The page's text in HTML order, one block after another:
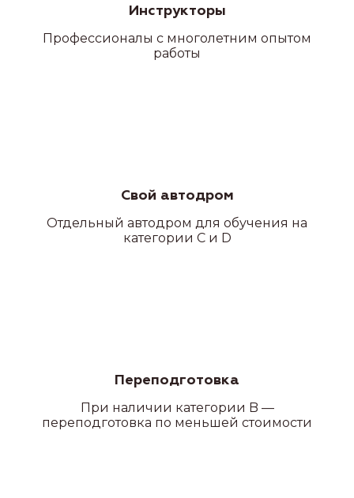
Инструкторы
Профессионалы с многолетним опытом
работы
Свой автодром
Отдельный автодром для обучения на
категории C и D
Переподготовка
При наличии категории B —
переподготовка по меньшей стоимости